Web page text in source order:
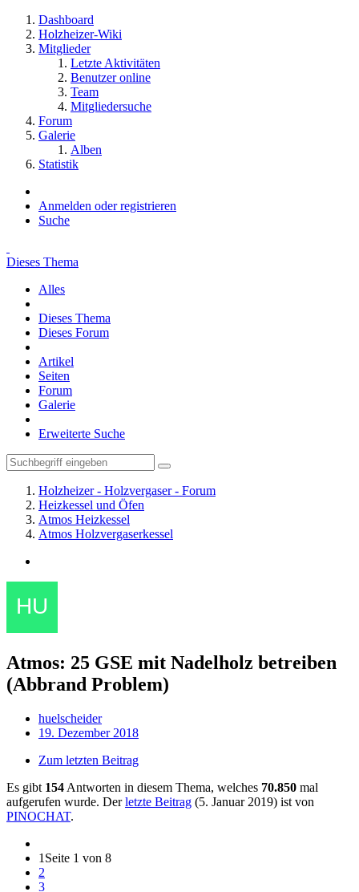
Dashboard
Holzheizer-Wiki
Mitglieder
Letzte Aktivitäten
Benutzer online
Team
Mitgliedersuche
Forum
Galerie
Alben
Statistik
Anmelden oder registrieren
Suche
Dieses Thema
Alles
Dieses Thema
Dieses Forum
Artikel
Seiten
Forum
Galerie
Erweiterte Suche
Holzheizer - Holzvergaser - Forum
Heizkessel und Öfen
Atmos Heizkessel
Atmos Holzvergaserkessel
Atmos: 25 GSE mit Nadelholz betreiben
(Abbrand Problem)
huelscheider
19. Dezember 2018
Zum letzten Beitrag
Es gibt 154 Antworten in diesem Thema, welches 70.850 mal
aufgerufen wurde. Derletzte Beitrag (5. Januar 2019) ist von
PINOCHAT.
1 Seite 1 von 8
2
3